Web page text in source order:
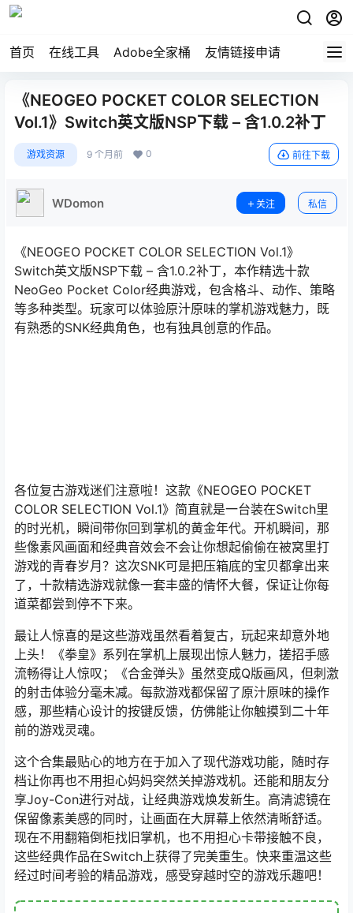
首页 在线工具 Adobe全家桶 友情链接申请
《NEOGEO POCKET COLOR SELECTION
Vol.1》Switch英文版NSP下载 – 含1.0.2补丁
游戏资源 9 个月前 0 前往下载
WDomon 关注 私信
《NEOGEO POCKET COLOR SELECTION Vol.1》
Switch英文版NSP下载 – 含1.0.2补丁，本作精选十款
NeoGeo Pocket Color经典游戏，包含格斗、动作、策略
等多种类型。玩家可以体验原汁原味的掌机游戏魅力，既
有熟悉的SNK经典角色，也有独具创意的作品。
各位复古游戏迷们注意啦！这款《NEOGEO POCKET
COLOR SELECTION Vol.1》简直就是一台装在Switch里
的时光机，瞬间带你回到掌机的黄金年代。开机瞬间，那
些像素风画面和经典音效会不会让你想起偷偷在被窝里打
游戏的青春岁月？这次SNK可是把压箱底的宝贝都拿出来
了，十款精选游戏就像一套丰盛的情怀大餐，保证让你每
道菜都尝到停不下来。
最让人惊喜的是这些游戏虽然看着复古，玩起来却意外地
上头！《拳皇》系列在掌机上展现出惊人魅力，搓招手感
流畅得让人惊叹；《合金弹头》虽然变成Q版画风，但刺激
的射击体验分毫未减。每款游戏都保留了原汁原味的操作
感，那些精心设计的按键反馈，仿佛能让你触摸到二十年
前的游戏灵魂。
这个合集最贴心的地方在于加入了现代游戏功能，随时存
档让你再也不用担心妈妈突然关掉游戏机。还能和朋友分
享Joy-Con进行对战，让经典游戏焕发新生。高清滤镜在
保留像素美感的同时，让画面在大屏幕上依然清晰舒适。
现在不用翻箱倒柜找旧掌机，也不用担心卡带接触不良，
这些经典作品在Switch上获得了完美重生。快来重温这些
经过时间考验的精品游戏，感受穿越时空的游戏乐趣吧！